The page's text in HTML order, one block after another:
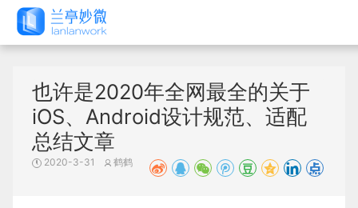
也许是2020年全网最全的关于
iOS、Android设计规范、适配
总结文章
2020-3-31 鹤鹤